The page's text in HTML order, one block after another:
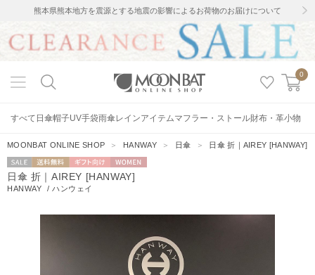
熊本県熊本地方を震源とする地震の影響によるお荷物のお届けについて
0
すべて 日傘帽子UV手袋雨傘レインアイテムマフラー・ストール財布・革小物
MOONBAT ONLINE SHOP ＞ HANWAY ＞ 日傘 ＞ 日傘 折｜AIREY [HANWAY]
セー
ル
送料無料 ギフト向
け
WOMEN
日傘 折｜AIREY [HANWAY]
HANWAY /ハンウェイ